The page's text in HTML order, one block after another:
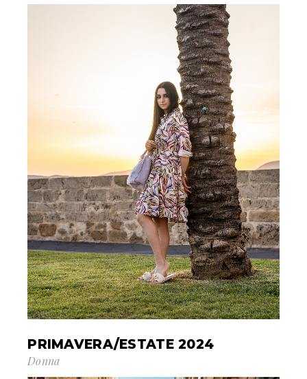
PRIMAVERA/ESTATE 2024
Donna